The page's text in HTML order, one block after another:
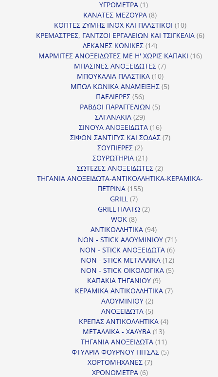
ΥΓΡΟΜΕΤΡΑ 11
προϊόν
ΚΑΝΑΤΕΣ ΜΕΖΟΥΡΑ 88
προϊόντα
ΚΟΠΤΕΣ ΖΥΜΗΣ INOX ΚΑΙ ΠΛΑΣΤΙΚΟΙ 1010
προϊόντα
ΚΡΕΜΑΣΤΡΕΣ, ΓΑΝΤΖΟΙ ΕΡΓΑΛΕΙΩΝ ΚΑΙ ΤΣΙΓΚΕΛΙΑ 66
ΛΕΚΑΝΕΣ ΚΩΝΙΚΕΣ 1414
προϊόντα
ΜΑΡΜΙΤΕΣ ΑΝΟΞΕΙΔΩΤΕΣ ΜΕ Η' ΧΩΡΙΣ ΚΑΠΑΚΙ 1616
ΜΠΑΣΙΝΕΣ ΑΝΟΞΕΙΔΩΤΕΣ 77
ΜΠΟΥΚΑΛΙΑ ΠΛΑΣΤΙΚΑ 1010
προϊόντα
ΜΠΩΛ ΚΩΝΙΚΑ ΑΝΑΜΕΙΞΗΣ 55
ΠΑΕΛΙΕΡΕΣ 5656
προϊόντα
ΡΑΒΔΟΙ ΠΑΡΑΓΓΕΛΙΩΝ 55
ΣΑΓΑΝΑΚΙΑ 2929
προϊόντα
ΣΙΝΟΥΑ ΑΝΟΞΕΙΔΩΤΑ 1616
προϊόντα
ΣΙΦΟΝ ΣΑΝΤΙΓΥΣ ΚΑΙ ΣΟΔΑΣ 77
ΣΟΥΠΙΕΡΕΣ 22
προϊόντα
ΣΟΥΡΩΤΗΡΙΑ 2121
προϊόντα
ΣΩΤΕΖΕΣ ΑΝΟΞΕΙΔΩΤΕΣ 22
προϊόντα
ΤΗΓΑΝΙΑ ΑΝΟΞΕΙΔΩΤΑ-ΑΝΤΙΚΟΛΛΗΤΙΚΑ-ΚΕΡΑΜΙΚΑ-
ΠΕΤΡΙΝΑ 155155
GRILL 77
προϊόντα
GRILL ΠΛΑΤΩ 22
WOK 88
προϊόντα
ΑΝΤΙΚΟΛΛΗΤΙΚΑ 9494
προϊόντα
NON - STICK ΑΛΟΥΜΙΝΙΟΥ 7171
προϊόντα
NON - STICK ΑΝΟΞΕΙΔΩΤΑ 66
προϊόντα
NON - STICK ΜΕΤΑΛΛΙΚΑ 1212
προϊόντα
NON - STICK ΟΙΚΟΛΟΓΙΚΑ 55
ΚΑΠΑΚΙΑ ΤΗΓΑΝΙΟΥ 99
προϊόντα
ΚΕΡΑΜΙΚΑ ΑΝΤΙΚΟΛΛΗΤΙΚΑ 77
ΑΛΟΥΜΙΝΙΟΥ 22
προϊόντα
ΑΝΟΞΕΙΔΩΤΑ 55
προϊόντα
ΚΡΕΠΑΣ ΑΝΤΙΚΟΛΛΗΤΙΚΑ 44
ΜΕΤΑΛΛΙΚΑ - ΧΑΛΥΒΑ 1313
προϊόντα
ΤΗΓΑΝΙΑ ΑΝΟΞΕΙΔΩΤΑ 1111
προϊόντα
ΦΤΥΑΡΙΑ ΦΟΥΡΝΟΥ ΠΙΤΣΑΣ 55
ΧΟΡΤΟΜΗΧΑΝΕΣ 77
ΧΡΟΝΟΜΕΤΡΑ 66